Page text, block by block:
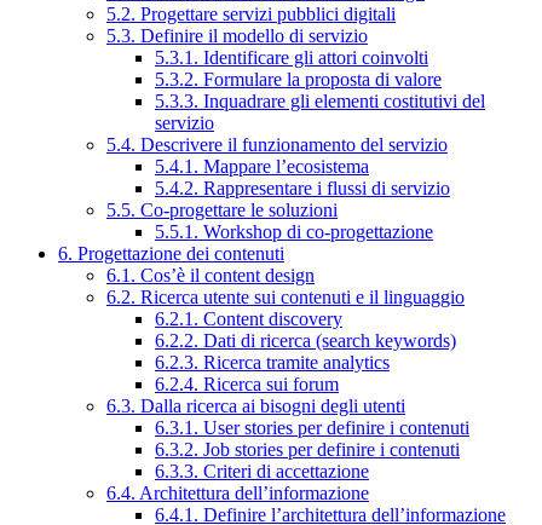
5.2. Progettare servizi pubblici digitali
5.3. Definire il modello di servizio
5.3.1. Identificare gli attori coinvolti
5.3.2. Formulare la proposta di valore
5.3.3. Inquadrare gli elementi costitutivi del
servizio
5.4. Descrivere il funzionamento del servizio
5.4.1. Mappare l’ecosistema
5.4.2. Rappresentare i flussi di servizio
5.5. Co-progettare le soluzioni
5.5.1. Workshop di co-progettazione
6. Progettazione dei contenuti
6.1. Cos’è il content design
6.2. Ricerca utente sui contenuti e il linguaggio
6.2.1. Content discovery
6.2.2. Dati di ricerca (search keywords)
6.2.3. Ricerca tramite analytics
6.2.4. Ricerca sui forum
6.3. Dalla ricerca ai bisogni degli utenti
6.3.1. User stories per definire i contenuti
6.3.2. Job stories per definire i contenuti
6.3.3. Criteri di accettazione
6.4. Architettura dell’informazione
6.4.1. Definire l’architettura dell’informazione